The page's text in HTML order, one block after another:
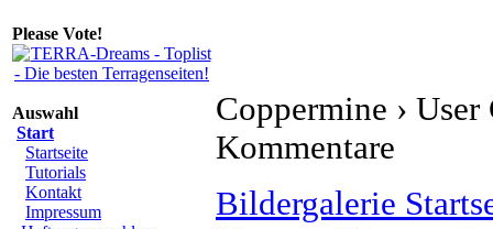
Please Vote!
Auswahl
Start
Startseite
Tutorials
Kontakt
Impressum
Coppermine ›
Kommentare
Bildergalerie